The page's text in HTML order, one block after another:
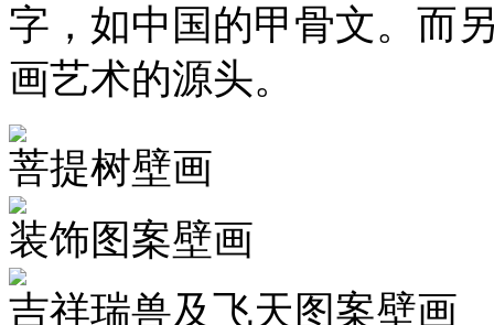
字，如中国的甲骨文。而
画艺术的源头。
菩提树壁画
装饰图案壁画
吉祥瑞兽及飞天图案壁画